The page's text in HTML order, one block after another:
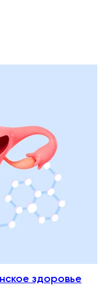
здоровье